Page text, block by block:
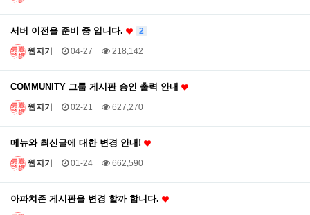
서버 이전을 준비 중 입니다. 2
웹지기 04-27 218,142
COMMUNITY 그룹 게시판 승인 출력 안내
웹지기 02-21 627,270
메뉴와 최신글에 대한 변경 안내!
웹지기 01-24 662,590
아파치존 게시판을 변경 할까 합니다.